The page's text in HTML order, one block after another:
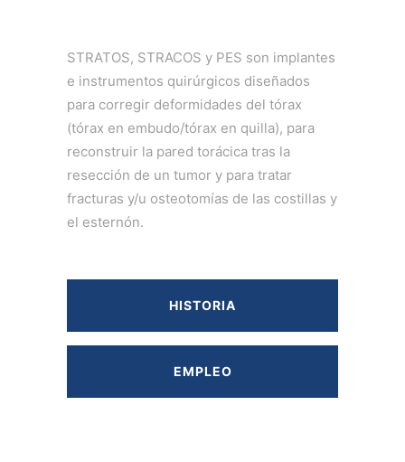
STRATOS, STRACOS y PES son implantes
e instrumentos quirúrgicos diseñados
para corregir deformidades del tórax
(tórax en embudo/tórax en quilla), para
reconstruir la pared torácica tras la
resección de un tumor y para tratar
fracturas y/u osteotomías de las costillas y
el esternón.
HISTORIA
EMPLEO